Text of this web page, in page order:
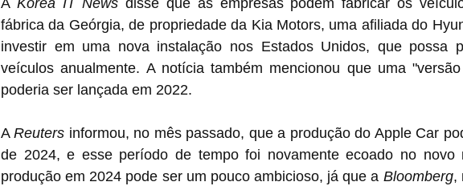
A Korea IT News disse que as empresas podem fabricar os
fábrica da Geórgia, de propriedade da Kia Motors, uma afiliada do
investir em uma nova instalação nos Estados Unidos, que possa
veículos anualmente. A notícia também mencionou que uma
poderia ser lançada em 2022.
A Reuters informou, no mês passado, que a produção do Apple Car
de 2024, e esse período de tempo foi novamente ecoado no novo
produção em 2024 pode ser um pouco ambicioso, já que a Bloomberg,